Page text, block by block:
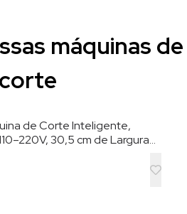
máquinas de
corte
de Corte Inteligente,
30,5 cm de Largura